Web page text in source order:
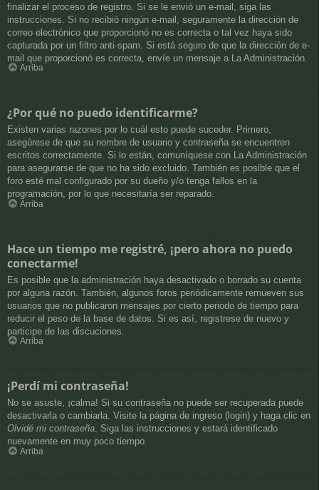
finalizar el proceso de registro. Si se le envió un e-mail, siga las
instrucciones. Si no recibió ningún e-mail, seguramente la dirección de
correo electrónico que proporcionó no es correcta o tal vez haya sido
capturada por un filtro anti-spam. Si está seguro de que la dirección de e-
mail que proporcionó es correcta, envíe un mensaje a La Administración.
Arriba
¿Por qué no puedo identificarme?
Existen varias razones por lo cuál esto puede suceder. Primero,
asegúrese de que su nombre de usuario y contraseña se encuentren
escritos correctamente. Si lo están, comuníquese con La Administración
para asegurarse de que no ha sido excluido. También es posible que el
foro esté mal configurado por su dueño y/o tenga fallos en la
programación, por lo que necesitaría ser reparado.
Arriba
Hace un tiempo me registré, ¡pero ahora no puedo
conectarme!
Es posible que la administración haya desactivado o borrado su cuenta
por alguna razón. También, algunos foros periódicamente remueven sus
usuarios que no publicaron mensajes por cierto periodo de tiempo para
reducir el peso de la base de datos. Si es así, registrese de nuevo y
participe de las discuciones.
Arriba
¡Perdí mi contraseña!
No se asuste, ¡calma! Si su contraseña no puede ser recuperada puede
desactivarla o cambiarla. Visite la página de ingreso (login) y haga clic en
Olvidé mi contraseña. Siga las instrucciones y estará identificado
nuevamente en muy poco tiempo.
Arriba